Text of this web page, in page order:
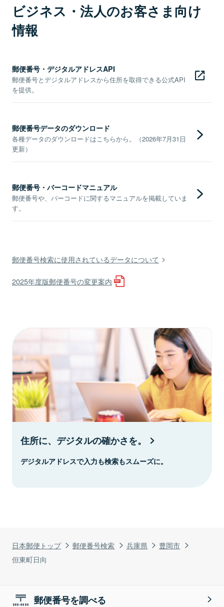
日本郵便トップ 郵便番号検索 兵庫県
豊岡市
但東町日向
ビジネス・法人のお客さま向け
情報
郵便番号・デジタルアドレスAPI
郵便番号とデジタルアドレスから住所を取得できる公式API
を提供。
郵便番号データのダウンロード
各種データのダウンロードはこちらから。（2026年7月31日
更新）
郵便番号・バーコードマニュアル
郵便番号や、バーコードに関するマニュアルを掲載していま
す。
郵便番号検索に使用されているデータについて
2025年度版郵便番号の変更案内
住所に、デジタルの確かさを。
デジタルアドレスで入力も検索もスムーズに。
郵便番号を調べる